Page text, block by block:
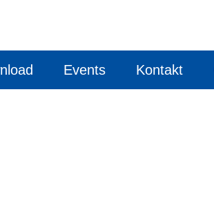
Events Kontakt